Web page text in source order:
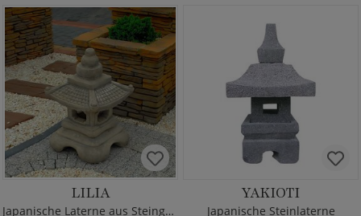
LILIA
Japanische Laterne aus Steinguss
YAKIOTI
Japanische Steinlaterne